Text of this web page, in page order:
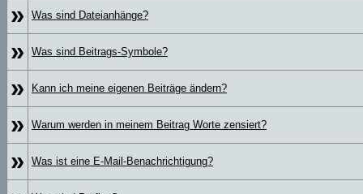
» Was sind Dateianhänge?
» Was sind Beitrags-Symbole?
» Kann ich meine eigenen Beiträge ändern?
» Warum werden in meinem Beitrag Worte zensiert?
» Was ist eine E-Mail-Benachrichtigung?